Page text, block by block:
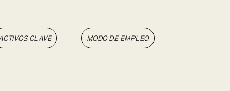
CLAVE MODO DE EMPLEO